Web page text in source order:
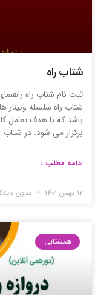
شتاب راه
ثبت نام شتاب راه
شتاب راه سلسله
باشد.که با هدف تعامل
برکزار می شود. در شتاب
ادامه مطلب »
۱۲ بهمن ۱۴۰۱ بدون
همشتابی